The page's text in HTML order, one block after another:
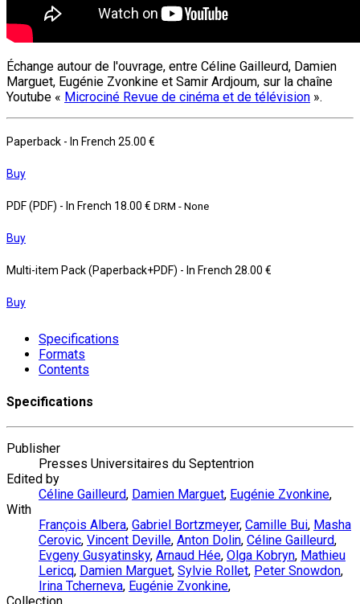
Échange autour de l'ouvrage, entre Céline Gailleurd, Damien
Marguet, Eugénie Zvonkine et Samir Ardjoum, sur la chaîne
Youtube « Microciné Revue de cinéma et de télévision ».
Paperback - In French 25.00 €
Buy
PDF (PDF) - In French 18.00 € DRM - None
Buy
Multi-item Pack (Paperback+PDF) - In French 28.00 €
Buy
Specifications
Formats
Contents
Specifications
Publisher
Presses Universitaires du Septentrion
Edited by
Céline Gailleurd, Damien Marguet, Eugénie Zvonkine,
With
François Albera, Gabriel Bortzmeyer, Camille Bui, Masha
Cerovic, Vincent Deville, Anton Dolin, Céline Gailleurd,
Evgeny Gusyatinsky, Arnaud Hée, Olga Kobryn, Mathieu
Lericq, Damien Marguet, Sylvie Rollet, Peter Snowdon,
Irina Tcherneva, Eugénie Zvonkine,